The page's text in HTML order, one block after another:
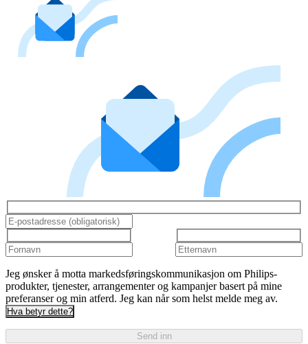
Jeg ønsker å motta markedsføringskommunikasjon om Philips-
produkter, tjenester, arrangementer og kampanjer basert på mine
preferanser og min atferd. Jeg kan når som helst melde meg av.
Hva betyr dette?
Send inn